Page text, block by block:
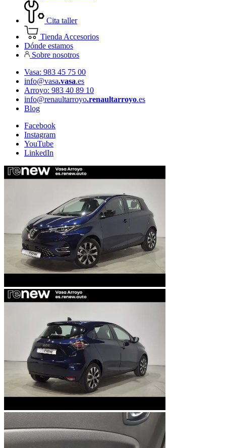
Cita taller
Tienda Accesorios
Dónde estamos
Sobre nosotros
Vasa: 983 45 75 00
info@vasa.vasa.es
Arroyo: 983 40 89 10
info@renaultarroyo.renaultarroyo.es
Blog
Facebook
Instagram
YouTube
LinkedIn